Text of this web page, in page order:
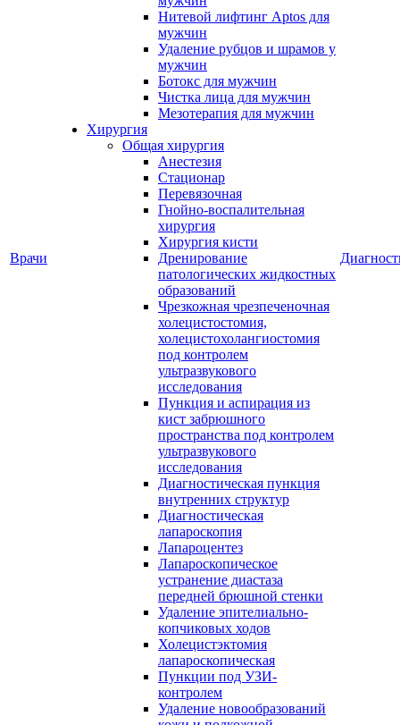
Врачи
Нитевой лифтинг Aptos для
мужчин
Удаление рубцов и шрамов у
мужчин
Ботокс для мужчин
Чистка лица для мужчин
Мезотерапия для мужчин
Хирургия
Общая хирургия
Анестезия
Стационар
Перевязочная
Гнойно-воспалительная
хирургия
Хирургия кисти
Дренирование
патологических жидкостных
образований
Чрезкожная чрезпеченочная
холецистостомия,
холецистохолангиостомия
под контролем
ультразвукового
исследования
Пункция и аспирация из
кист забрюшного
пространства под контролем
ультразвукового
исследования
Диагностическая пункция
внутренних структур
Диагностическая
лапароскопия
Лапароцентез
Лапароскопическое
устранение диастаза
передней брюшной стенки
Удаление эпителиально-
копчиковых ходов
Холецистэктомия
лапароскопическая
Пункции под УЗИ-
контролем
Удаление новообразований